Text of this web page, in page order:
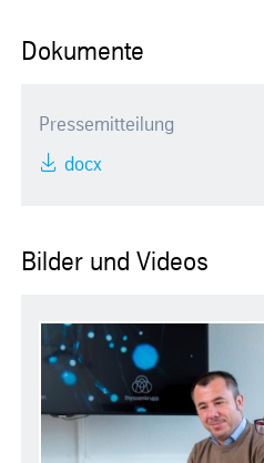
Dokumente
Pressemitteilung
docx
Bilder und Videos